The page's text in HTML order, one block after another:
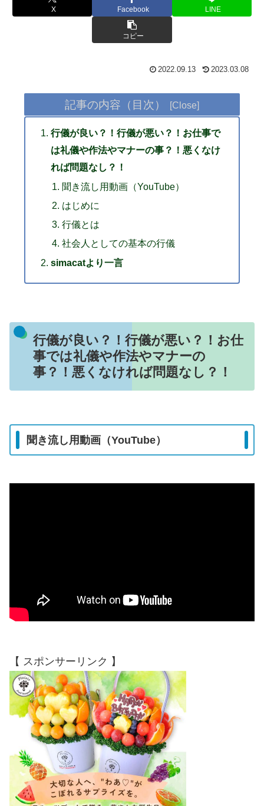
X Facebook LINE
コピー
2022.09.13 2023.03.08
記事の内容（目次）
行儀が良い？！行儀が悪い？！お仕事で
は礼儀や作法やマナーの事？！悪くなけ
れば問題なし？！
聞き流し用動画（YouTube）
はじめに
行儀とは
社会人としての基本の行儀
simacatより一言
行儀が良い？！行儀が悪い？！お仕
事では礼儀や作法やマナーの
事？！悪くなければ問題なし？！
聞き流し用動画（YouTube）
【 スポンサーリンク 】